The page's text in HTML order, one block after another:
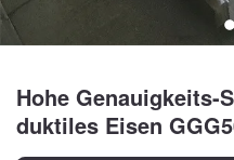
Hohe Genauigkeits-
duktiles Eisen